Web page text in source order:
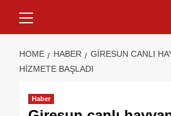
HOME HABER
GIRESUN CANLI
HIZMETE BAŞLADI
Haber